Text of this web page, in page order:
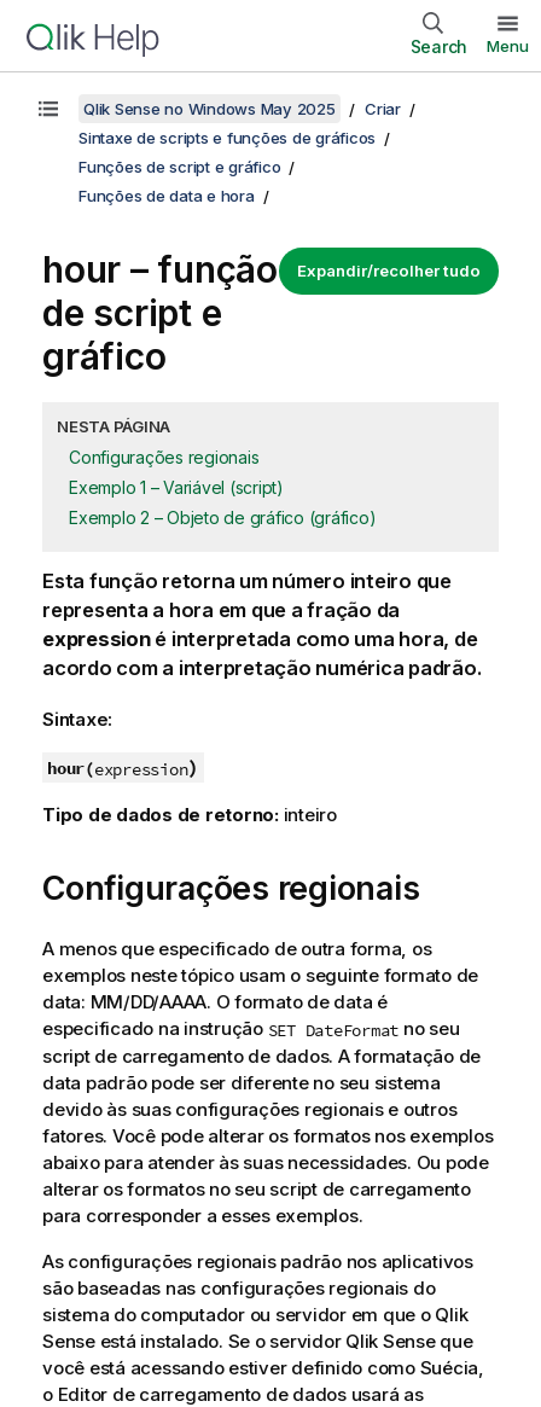
Search Menu
Qlik Sense no Windows May 2025
Criar
Sintaxe de scripts e funções de gráficos
Funções de script e gráfico
Funções de data e hora
Expandir/recolher tudo
hour – função
de script e
gráfico
NESTA PÁGINA
Configurações regionais
Exemplo 1 – Variável (script)
Exemplo 2 – Objeto de gráfico (gráfico)
Esta função retorna um número inteiro que
representa a hora em que a fração da
expressioné interpretada como uma hora, de
acordo com a interpretação numérica padrão.
Sintaxe:
hour(expression)
Tipo de dados de retorno: inteiro
Configurações regionais
A menos que especificado de outra forma, os
exemplos neste tópico usam o seguinte formato de
data: MM/DD/AAAA. O formato de data é
especificado na instrução SET DateFormat no seu
script de carregamento de dados. A formatação de
data padrão pode ser diferente no seu sistema
devido às suas configurações regionais e outros
fatores. Você pode alterar os formatos nos exemplos
abaixo para atender às suas necessidades. Ou pode
alterar os formatos no seu script de carregamento
para corresponder a esses exemplos.
As configurações regionais padrão nos aplicativos
são baseadas nas configurações regionais do
sistema do computador ou servidor em que o Qlik
Senseestá instalado. Se o servidor Qlik Senseque
você está acessando estiver definido como Suécia,
o Editor de carregamento de dados usará as